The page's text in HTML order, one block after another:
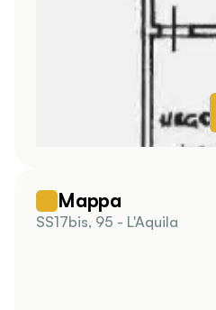
Mappa
SS17bis, 95 - L'Aquila